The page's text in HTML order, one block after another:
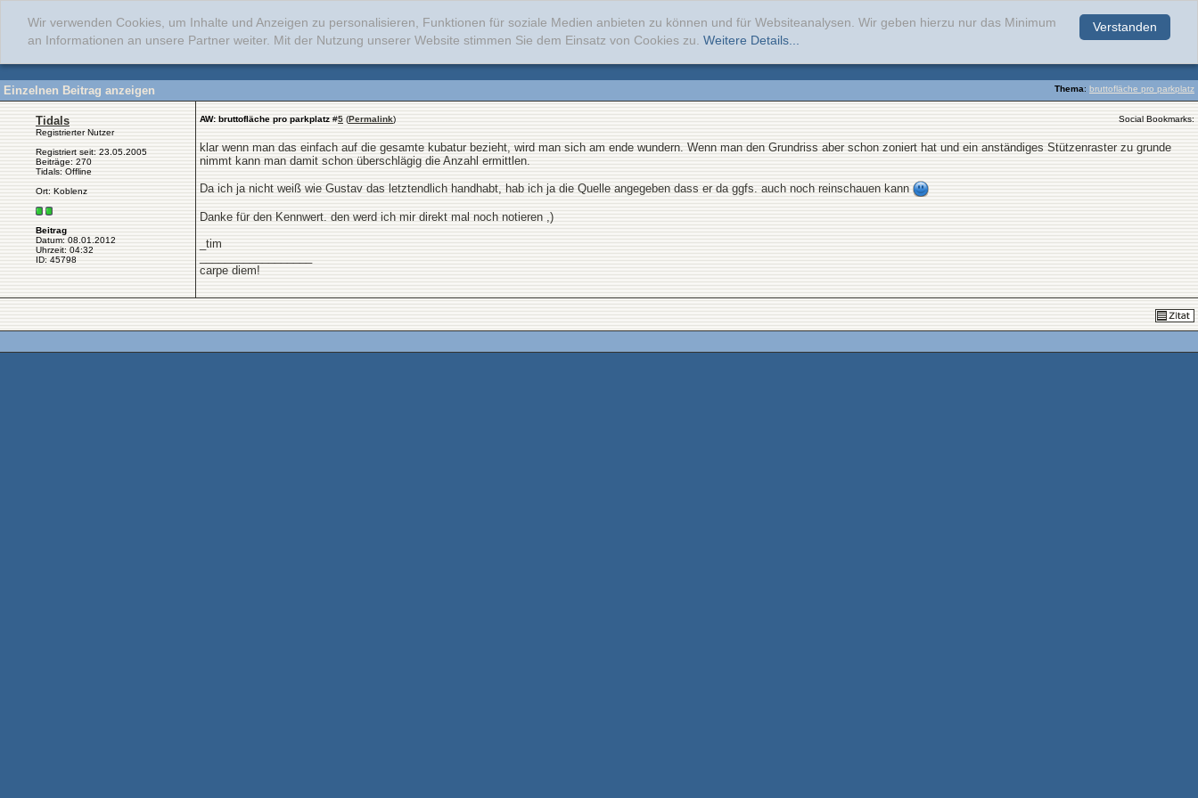
Verstanden
Wir verwenden Cookies, um Inhalte und Anzeigen zu personalisieren, Funktionen für soziale Medien anbieten zu können und für Websiteanalysen. Wir geben hierzu nur das Minimum
an Informationen an unsere Partner weiter. Mit der Nutzung unserer Website stimmen Sie dem Einsatz von Cookies zu. Weitere Details...
Thema: bruttofläche pro parkplatz
Einzelnen Beitrag anzeigen
Tidals
Registrierter Nutzer
Registriert seit: 23.05.2005
Beiträge: 270
Tidals: Offline
Ort: Koblenz
Beitrag
Datum: 08.01.2012
Uhrzeit: 04:32
ID: 45798
AW: bruttofläche pro parkplatz #5 (Permalink) Social Bookmarks:
klar wenn man das einfach auf die gesamte kubatur bezieht, wird man sich am ende wundern. Wenn man den Grundriss aber schon zoniert hat und ein anständiges Stützenraster zu grunde
nimmt kann man damit schon überschlägig die Anzahl ermittlen.
Da ich ja nicht weiß wie Gustav das letztendlich handhabt, hab ich ja die Quelle angegeben dass er da ggfs. auch noch reinschauen kann
Danke für den Kennwert. den werd ich mir direkt mal noch notieren ,)
_tim
carpe diem!